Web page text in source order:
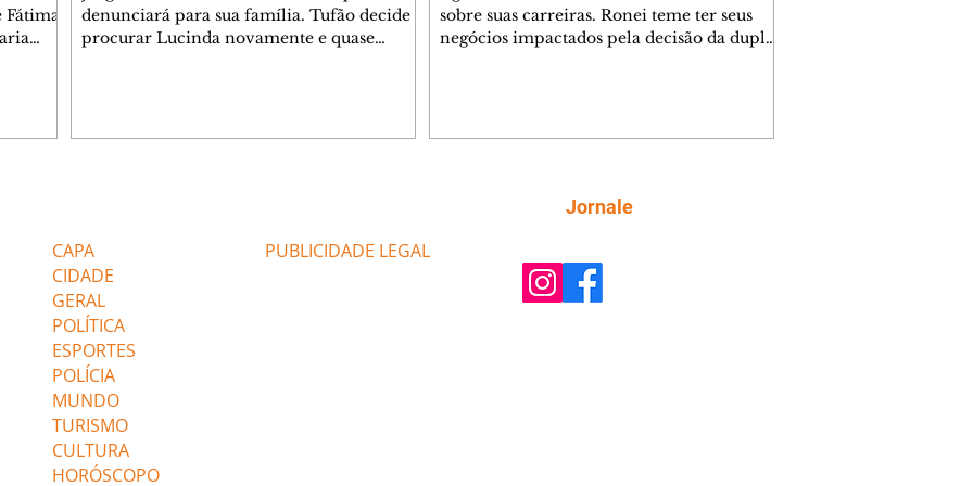
denunciará para sua família. Tufão decide
procurar Lucinda novamente e quase
Max estavam envolvidos na tentativa de
assalto à
sobre suas carreiras. Ronei teme ter seus
negócios impactados pela decisão da dupla.
que se mudará de país, e Eduarda se
preocupa com Sol. Palhares desconfia de
CAPA
CIDADE
GERAL
POLÍTICA
ESPORTES
POLÍCIA
MUNDO
TURISMO
CULTURA
HORÓSCOPO
PUBLICIDADE LEGAL
Jornale